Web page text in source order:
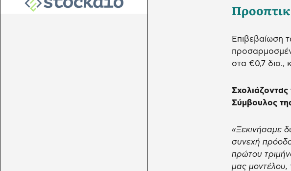
Επιβεβαίωση
στα €0,7 δισ.,
Σύμβουλος
«Ξεκινήσαμε
συνεχή
πρώτου
μας μοντέλου,